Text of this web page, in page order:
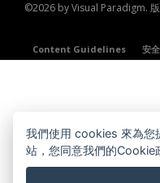
©2026 by Visual Paradigm. 版
Content Guidelines
安
我們使用 cookies 來為您
站，您同意我們的Cookie